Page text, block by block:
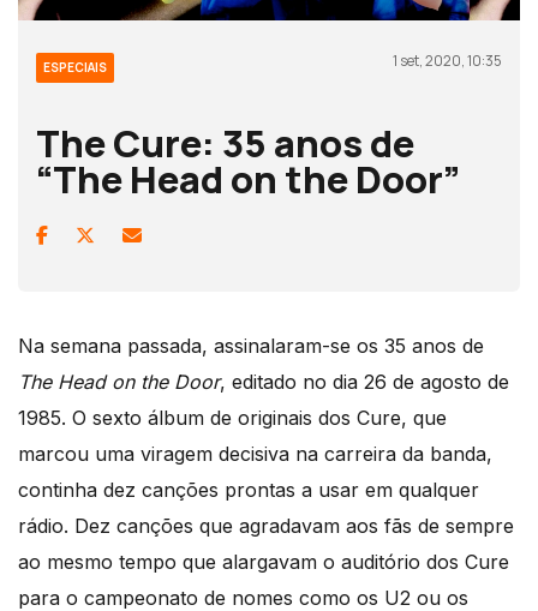
ESPECIAIS 1 set, 2020, 10:35
The Cure: 35 anos de
“The Head on the Door”
Na semana passada, assinalaram-se os 35 anos de
The Head on the Door, editado no dia 26 de agosto de
1985. O sexto álbum de originais dos Cure, que
marcou uma viragem decisiva na carreira da banda,
continha dez canções prontas a usar em qualquer
rádio. Dez canções que agradavam aos fãs de sempre
ao mesmo tempo que alargavam o auditório dos Cure
para o campeonato de nomes como os U2 ou os